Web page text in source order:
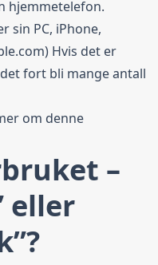
hjemmetelefon.
sin PC, iPhone,
Hvis det er
fort bli mange antall
om denne
–
eller